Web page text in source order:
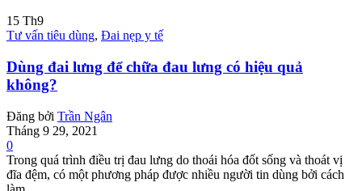
15 Th9
Tư vấn tiêu dùng, Đai nẹp y tế
Dùng đai lưng để chữa đau lưng có hiệu quả
không?
Đăng bởi Trần Ngân
Tháng 9 29, 2021
0
Trong quá trình điều trị đau lưng do thoái hóa đốt sống và thoát vị
đĩa đệm, có một phương pháp được nhiều người tin dùng bởi cách